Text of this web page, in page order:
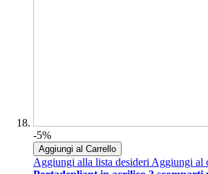
-5%
Aggiungi al Carrello
Aggiungi alla lista desideriAggiungi al